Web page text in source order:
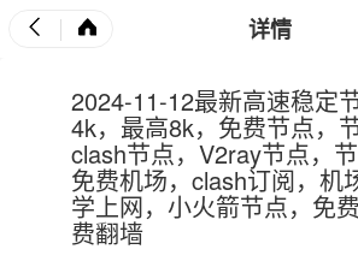
详情
2024-11-12最新高速稳定
4k，最高8k，免费节点，
clash节点，V2ray节点，节
免费机场，clash订阅，机
学上网，小火箭节点，免
费翻墙